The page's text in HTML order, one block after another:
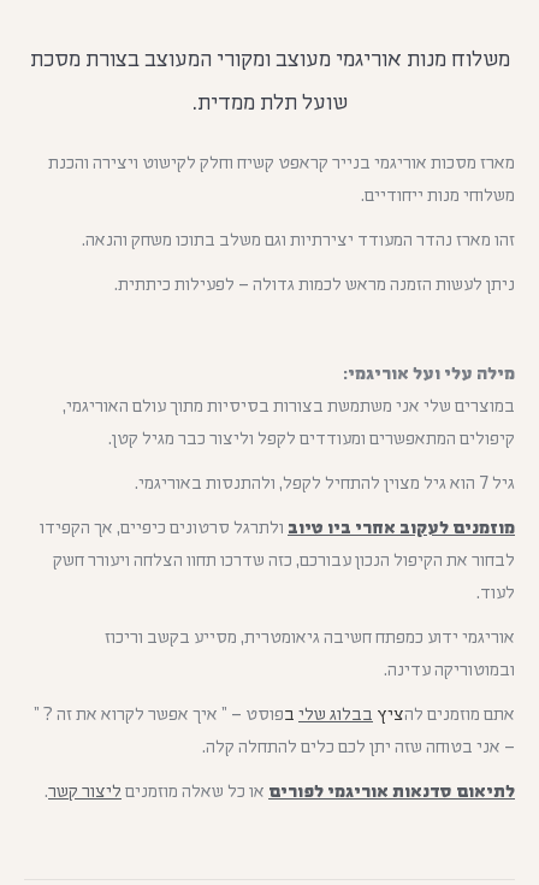
משלוח מנות אוריגמי מעוצב ומקורי המעוצב בצורת מסכת
שועל תלת ממדית.
מארז מסכות אוריגמי בנייר קראפט קשיח וחלק לקישוט ויצירה והכנת
משלוחי מנות ייחודיים.
זהו מארז נהדר המעודד יצירתיות וגם משלב בתוכו משחק והנאה.
ניתן לעשות הזמנה מראש לכמות גדולה – לפעילות כיתתית.
מילה עלי ועל אוריגמי:
במוצרים שלי אני משתמשת בצורות בסיסיות מתוך עולם האוריגמי,
קיפולים המתאפשרים ומעודדים לקפל וליצור כבר מגיל קטן.
גיל 7 הוא גיל מצוין להתחיל לקפל, ולהתנסות באוריגמי.
מוזמנים לעקוב אחרי ביו טיוב ולתרגל סרטונים כיפיים, אך הקפידו
לבחור את הקיפול הנכון עבורכם, כזה שדרכו תחוו הצלחה ויעורר חשק
לעוד.
אוריגמי ידוע כמפתח חשיבה גיאומטרית, מסייע בקשב וריכוז
ובמוטוריקה עדינה.
אתם מוזמנים להציץ בבלוג שלי בפוסט – ” איך אפשר לקרוא את זה ? ”
– אני בטוחה שזה יתן לכם כלים להתחלה קלה.
לתיאום סדנאות אוריגמי לפורים או כל שאלה מוזמנים ליצור קשר.